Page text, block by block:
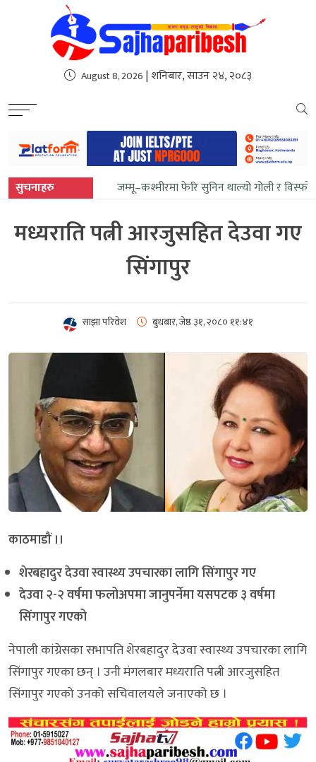
sweet bonanza
August 8, 2026 | शनिबार, साउन २४, २०८३
सुचनाहरु जम्मू–कश्मीरमा फेरि सुनिन थाल्यो गोली र
मध्यराति पत्नी आरजुसहित देउवा गए
सिंगापुर
साझा परिवेश बुधबार, जेष्ठ ३१, २०८० ११:४१
काठमाडौं ।।
शेरबहादुर देउवा स्वास्थ्य उपचारका लागि सिंगापुर गए
देउवा २-२ वर्षमा फलोअपमा जानुपर्नेमा यसपटक ३ वर्षमा
सिंगापुर गएको
नेपाली कांग्रेसका सभापति शेरबहादुर देउवा स्वास्थ्य उपचारका लागि
सिंगापुर गएका छन् । उनी मंगलबार मध्यराति पत्नी आरजुसहित
सिंगापुर गएको उनको सचिवालयले जनाएको छ ।